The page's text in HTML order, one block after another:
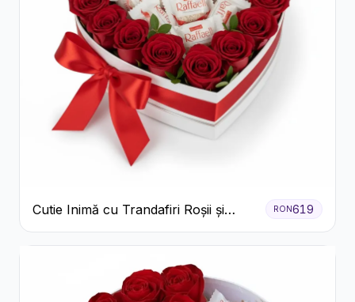
Cutie Inimă cu Trandafiri Roșii și
Bomboane Raffaello
RON619